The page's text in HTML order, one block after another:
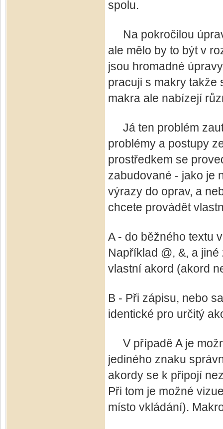
spolu.
Na pokročilou
ale mělo by to být v
jsou hromadné
pracuji s makry takže
makra ale nabízejí
Já ten problém
problémy a postupy
prostředkem se
zabudované - jako je
výrazy do oprav, a
chcete provádět
A - do běžného textu
Například @, &, a
vlastní akord (akord
B - Při zápisu, nebo
identické pro určitý
V případě A je
jediného znaku
akordy se k připojí
Při tom je možné
místo vkládání).